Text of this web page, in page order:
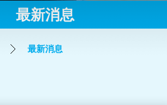
最新消息
最新消息